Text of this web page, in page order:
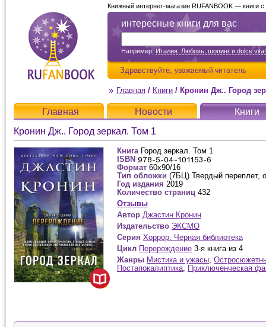
интересные книги для вас
Например,Италия. Любовь, шопинг и dolce vita!
Здравствуйте, уважаемый читатель
Книжный интернет-магазин RUFANBOOK — книги
Главная / Книги / Кронин Дж.. Город
Главная Новости
Книги
Кронин Дж.. Город зеркал. Том 1
Книга Город зеркал. Том 1
ISBN
Формат 60x90/16
Тип обложки (7БЦ) Твердый переплет,
Год издания 2019
Количество страниц 432
Отзывы
Автор Джастин Кронин
Издательство ЭКСМО
Серия Хоррор. Черная библиотека
Цикл Перерождение 3-я книга из 4
Жанры Мистика и ужасы,
Постапокалиптика, Приключенческая